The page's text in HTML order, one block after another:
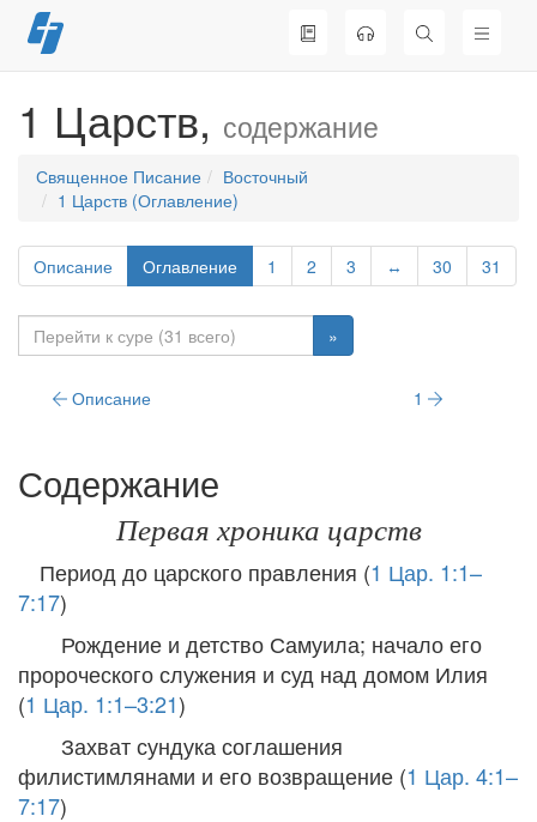
Перейти
к
1 Царств, содержание
Священное Писание
Восточный
1 Царств (Оглавление)
Описание Оглавление 1 2 3 ↔ 30 31
»
Описание 1
Содержание
Первая хроника царств
Период до царского правления (1 Цар. 1:1–
7:17)
Рождение и детство Самуила; начало его
пророческого служения и суд над домом Илия
(1 Цар. 1:1–3:21)
Захват сундука соглашения
филистимлянами и его возвращение (1 Цар. 4:1–
7:17)